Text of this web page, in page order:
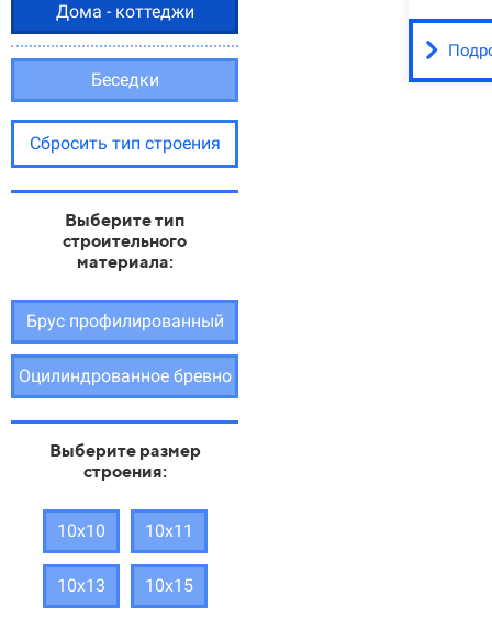
Дома - коттеджи
Беседки
Сбросить тип строения
Выберите тип
строительного
материала:
Брус профилированный
Оцилиндрованное бревно
Выберите размер
строения:
10х10 10х11
10х13 10х15